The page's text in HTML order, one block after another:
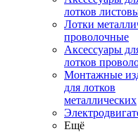
лотков
Лотки
проволочные
Аксессуары
лотков
Монтажные
для лотков
металлических
Ещё